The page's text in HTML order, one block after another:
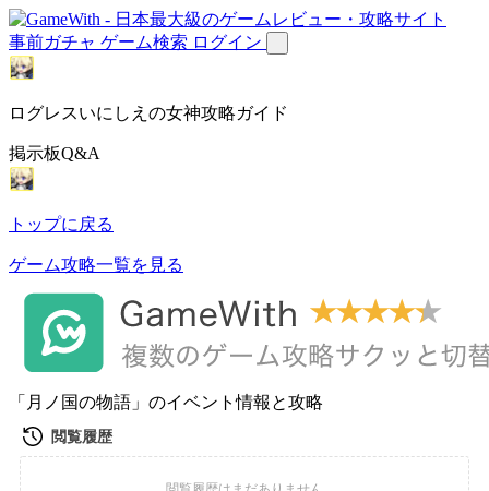
事前ガチャ ゲーム検索 ログイン
ログレスいにしえの女神攻略ガイド
掲示板Q&A
トップに戻る
ゲーム攻略一覧を見る
「月ノ国の物語」のイベント情報と攻略